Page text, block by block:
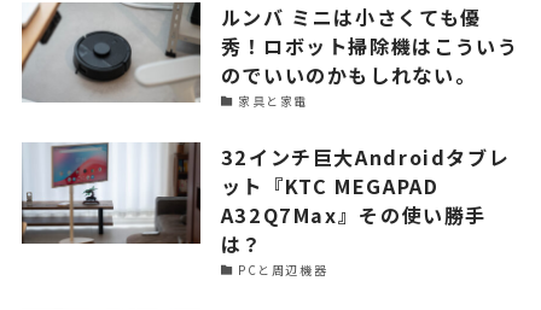
ルンバ ミニは小さくても優
秀！ロボット掃除機はこういう
のでいいのかもしれない。
家具と家電
32インチ巨大Androidタブレ
ット『KTC MEGAPAD
A32Q7Max』その使い勝手
は？
PCと周辺機器